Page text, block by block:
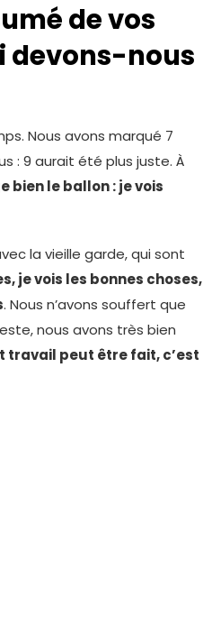
de vos
devons-nous
Nous avons marqué 7
: 9 aurait été plus juste. À
bien le ballon : je vois
la vieille garde, qui sont
je vois les bonnes choses,
. Nous n’avons souffert que
nous avons très bien
travail peut être fait, c’est